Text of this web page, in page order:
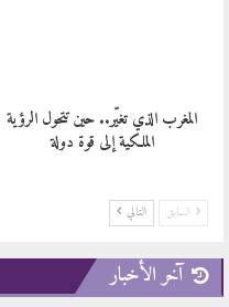
المغرب الذي تغيّر.. حين تتحول الرؤية
الملكية إلى قوة دولة
السابق التالي
آخر الأخبار